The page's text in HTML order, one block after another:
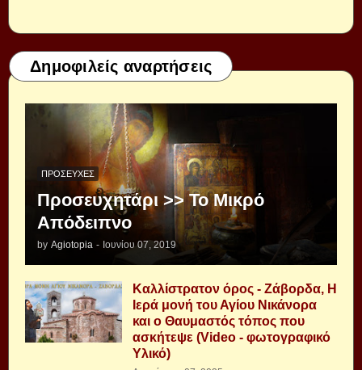
Δημοφιλείς αναρτήσεις
ΠΡΟΣΕΥΧΈΣ
Προσευχητάρι >> Το Μικρό
Απόδειπνο
by Agiotopia - Ιουνίου 07, 2019
Καλλίστρατον όρος - Ζάβορδα, Η
Ιερά μονή του Αγίου Νικάνορα
και ο Θαυμαστός τόπος που
ασκήτεψε (Video - φωτογραφικό
Υλικό)